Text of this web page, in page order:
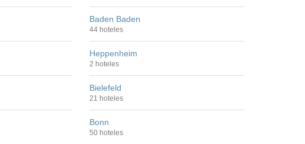
Baden Baden
44 hoteles
Heppenheim
2 hoteles
Bielefeld
21 hoteles
Bonn
50 hoteles